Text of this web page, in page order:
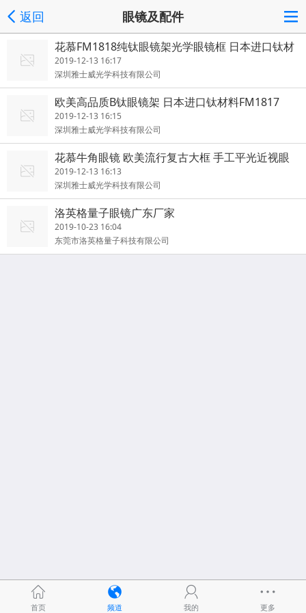
返回 眼镜及配件
花慕FM1818纯钛眼镜架光学眼镜框 日本进口钛材
料光学镜架
2019-12-13 16:17
深圳雅士威光学科技有限公司
欧美高品质B钛眼镜架 日本进口钛材料FM1817
2019-12-13 16:15
深圳雅士威光学科技有限公司
花慕牛角眼镜 欧美流行复古大框 手工平光近视眼
镜 N7
2019-12-13 16:13
深圳雅士威光学科技有限公司
洛英格量子眼镜广东厂家
2019-10-23 16:04
东莞市洛英格量子科技有限公司
首页 频道 我的 更多